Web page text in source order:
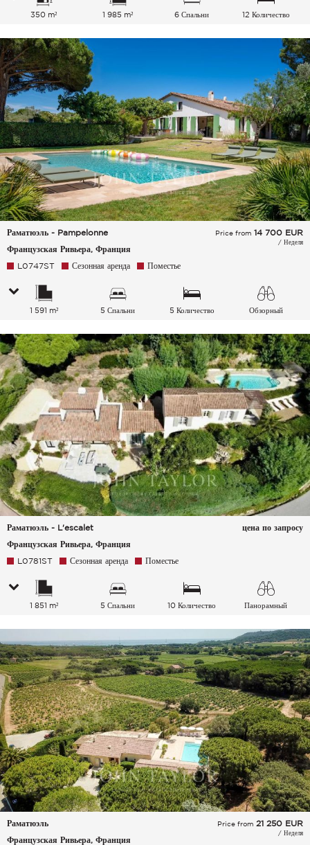
350 m² 1 985 m² 6 Спальни
12 Количество
Раматюэль - Pampelonne
Французская Ривьера, Франция
Price from 14 700 EUR
/ Неделя
L0747ST Сезонная аренда Поместье
1 591 m² 5 Спальни
5 Количество
Обзорный
Раматюэль - L'escalet
Французская Ривьера, Франция
цена по запросу
L0781ST Сезонная аренда Поместье
1 851 m² 5 Спальни
10 Количество
Панорамный
Раматюэль
Французская Ривьера, Франция
Price from 21 250 EUR
/ Неделя